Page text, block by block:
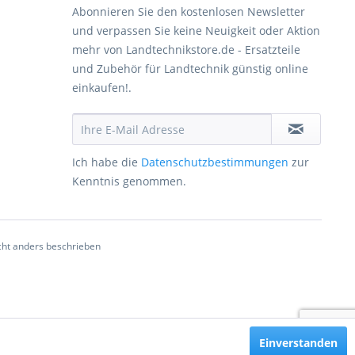
Abonnieren Sie den kostenlosen Newsletter
und verpassen Sie keine Neuigkeit oder Aktion
mehr von Landtechnikstore.de - Ersatzteile
und Zubehör für Landtechnik günstig online
einkaufen!.
Ich habe die Datenschutzbestimmungen zur
Kenntnis genommen.
anders beschrieben
Einverstanden